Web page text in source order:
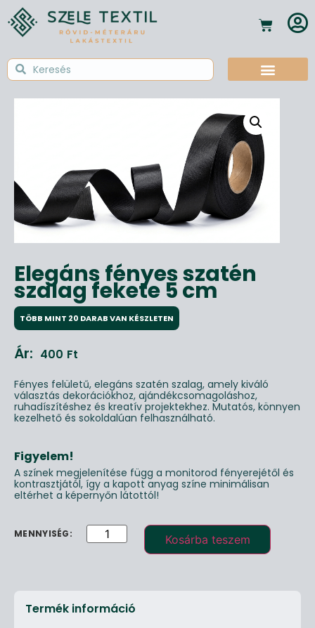
Elegáns fényes szatén
szalag fekete 5 cm
TÖBB MINT 20 DARAB VAN KÉSZLETEN
Ár: 400 Ft
Fényes felületű, elegáns szatén szalag, amely kiváló
választás dekorációkhoz, ajándékcsomagoláshoz,
ruhadíszítéshez és kreatív projektekhez. Mutatós, könnyen
kezelhető és sokoldalúan felhasználható.
Figyelem!
A színek megjelenítése függ a monitorod fényerejétől és
kontrasztjától, így a kapott anyag színe minimálisan
eltérhet a képernyőn látottól!
Kosárba teszem
Termék információ